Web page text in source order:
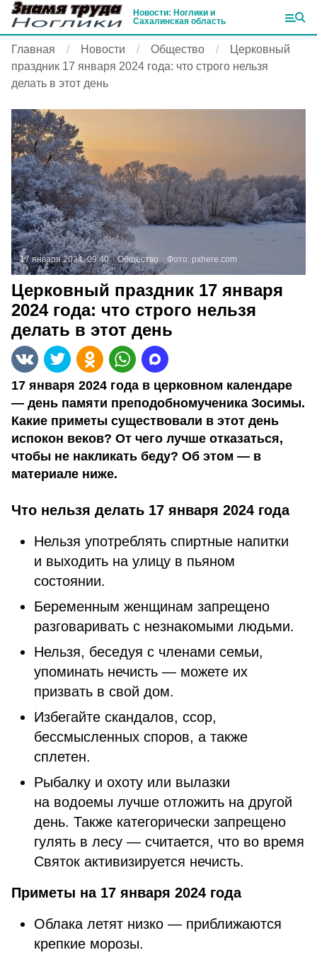
Новости: Ноглики и
Сахалинская область
Главная Новости Общество
Церковный
праздник 17 января 2024 года: что строго нельзя
делать в этот день
17 января 2024, 09:40 Общество Фото: pxhere.com
Церковный праздник 17 января
2024 года: что строго нельзя
делать в этот день
17 января 2024 года в церковном календаре
— день памяти преподобномученика Зосимы.
Какие приметы существовали в этот день
испокон веков? От чего лучше отказаться,
чтобы не накликать беду? Об этом — в
материале ниже.
Что нельзя делать 17 января 2024 года
Нельзя употреблять спиртные напитки
и выходить на улицу в пьяном
состоянии.
Беременным женщинам запрещено
разговаривать с незнакомыми людьми.
Нельзя, беседуя с членами семьи,
упоминать нечисть — можете их
призвать в свой дом.
Избегайте скандалов, ссор,
бессмысленных споров, а также
сплетен.
Рыбалку и охоту или вылазки
на водоемы лучше отложить на другой
день. Также категорически запрещено
гулять в лесу — считается, что во время
Святок активизируется нечисть.
Приметы на 17 января 2024 года
Облака летят низко — приближаются
крепкие морозы.